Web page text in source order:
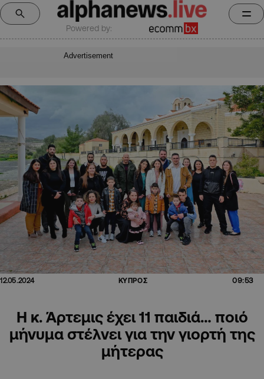
Powered by:
Advertisement
12.05.2024 ΚΥΠΡΟΣ 09:53
Η κ. Άρτεμις έχει 11 παιδιά… ποιό
μήνυμα στέλνει για την γιορτή της
μήτερας